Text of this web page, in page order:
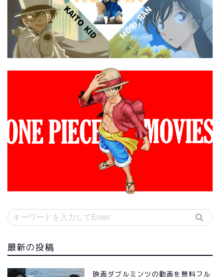
最新の投稿
映画ダブルミンツの動画を無料フル